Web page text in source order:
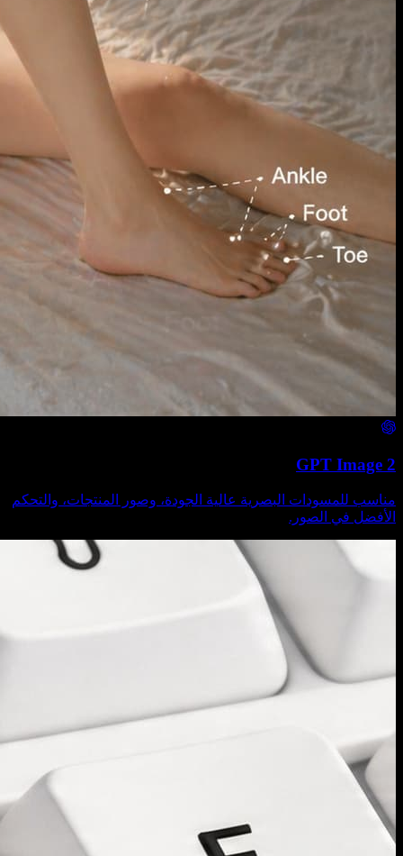
GPT Image 2
مناسب للمسودات البصرية عالية الجودة، وصور المنتجات، والتحكم
الأفضل في الصور.